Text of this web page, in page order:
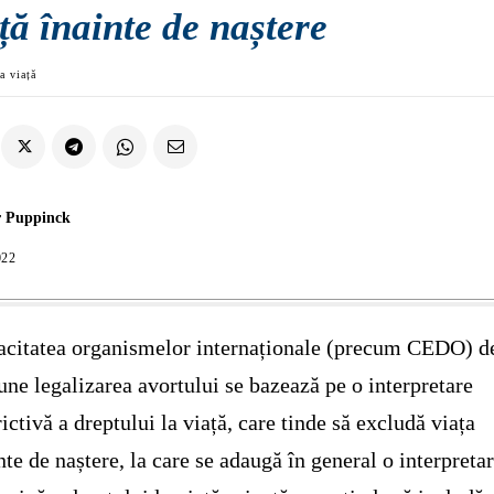
înainte de naștere
viață
Puppinck
organismelor internaționale (precum CEDO)
legalizarea avortului se bazează pe o interpretare
a dreptului la viață, care tinde să excludă viața
de naștere, la care se adaugă în general o